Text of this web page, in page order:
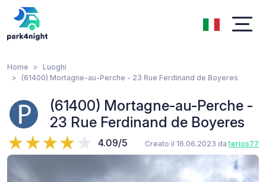
Home
Luoghi
(61400) Mortagne-au-Perche - 23 Rue Ferdinand de Boyeres
(61400) Mortagne-au-Perche -
23 Rue Ferdinand de Boyeres
4.09/5 Creato il 16.06.2023 daterios77